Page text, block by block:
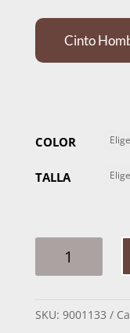
Cinto
COLOR
TALLA
HOMBRE
LINEA
SKU: 9001133